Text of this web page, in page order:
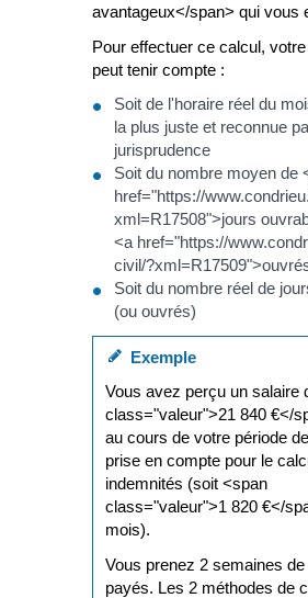
avantageux</span> qui vous
Pour effectuer ce calcul,
peut tenir compte :
Soit de l'horaire réel du
la plus juste et reconnue
jurisprudence
Soit du nombre moyen de
href="https://
xml=R17508">jours
<a href="https://
civil/
Soit du nombre réel de
(ou ouvrés)
Exemple
Vous avez perçu un salaire
class="valeur">21 840 €</
au cours de votre période
prise en compte pour le
indemnités (soit <span
class="valeur">1 820 €</
mois).
Vous prenez 2 semaines
payés. Les 2 méthodes de